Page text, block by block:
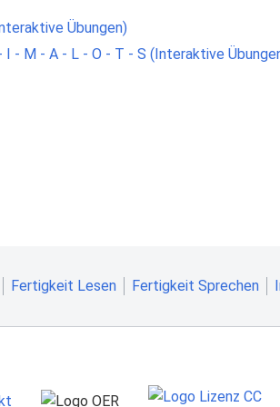
Übungen)
- M - A - L - O - T - S (Interaktive
Fertigkeit Lesen Fertigkeit Sprechen